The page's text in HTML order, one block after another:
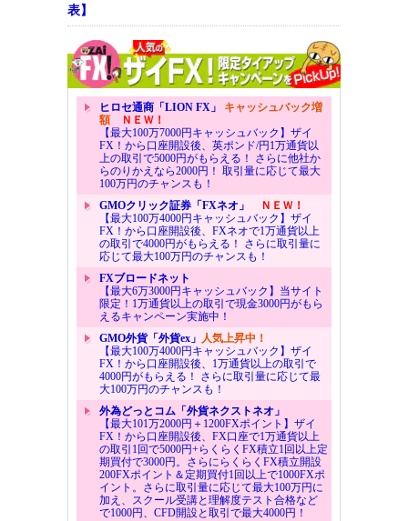
表】
ヒロセ通商「LION FX」 キャッシュバック増
額ＮＥＷ！
【最大100万7000円キャッシュバック】ザイ
FX！から口座開設後、英ポンド/円1万通貨以
上の取引で5000円がもらえる！ さらに他社か
らのりかえなら2000円！ 取引量に応じて最大
100万円のチャンスも！
GMOクリック証券「FXネオ」
ＮＥＷ！
【最大100万4000円キャッシュバック】ザイ
FX！から口座開設後、FXネオで1万通貨以上
の取引で4000円がもらえる！ さらに取引量に
応じて最大100万円のチャンスも！
FXブロードネット
【最大6万3000円キャッシュバック】当サイト
限定！1万通貨以上の取引で現金3000円がもら
えるキャンペーン実施中！
GMO外貨「外貨ex」 人気上昇中！
【最大100万4000円キャッシュバック】ザイ
FX！から口座開設後、1万通貨以上の取引で
4000円がもらえる！ さらに取引量に応じて最
大100万円のチャンスも！
外為どっとコム「外貨ネクストネオ」
【最大101万2000円＋1200FXポイント】ザイ
FX！から口座開設後、FX口座で1万通貨以上
の取引1回で5000円+らくらくFX積立1回以上定
期買付で3000円。さらにらくらくFX積立開設
200FXポイント＆定期買付1回以上で1000FXポ
イント。さらに取引量に応じて最大100万円に
加え、スクール受講と理解度テスト合格など
で1000円、CFD開設と取引で最大4000円！